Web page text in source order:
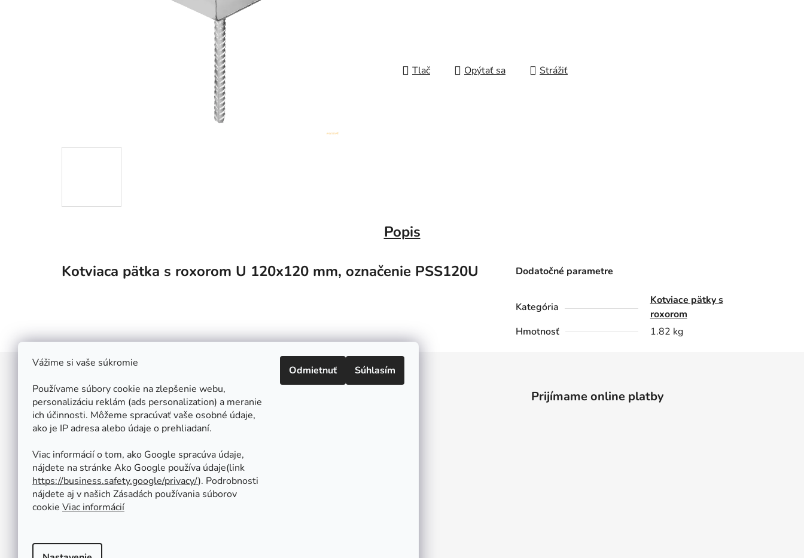
Vážime si vaše súkromie
Používame súbory cookie na zlepšenie webu,
personalizáciu reklám (ads personalization) a meranie
ich účinnosti. Môžeme spracúvať vaše osobné údaje,
ako je IP adresa alebo údaje o prehliadaní.
Viac informácií o tom, ako Google spracúva údaje,
nájdete na stránke Ako Google používa údaje(link
https://business.safety.google/privacy/⁩). Podrobnosti
nájdete aj v našich Zásadách používania súborov
cookie Viac informácií
Odmietnuť Súhlasím
Tlač Opýtať sa Strážiť
Popis
Kotviaca pätka s roxorom U 120x120 mm, označenie PSS120U Dodatočné parametre
Kategória
Kotviace pätky s
roxorom
Hmotnosť
1.82 kg
Štefan Široký - Kovoinox
Cukrová 10
917 01 Trnava
Slovensko
IČ: 37 571 451
IČ DPH: SK 1020347779
Po-Pa: 08:00 - 12:00 13:00 - 16:30
So - Ne : ZATVORENÉ
Tel.: +421 950 427 860
obchod@kovoinox.sk
Prijímame online platby